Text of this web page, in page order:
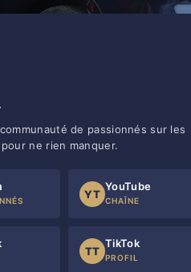
de passionnés sur les
ne rien manquer.
YT
YouTube
CHAÎNE
TT
TikTok
PROFIL